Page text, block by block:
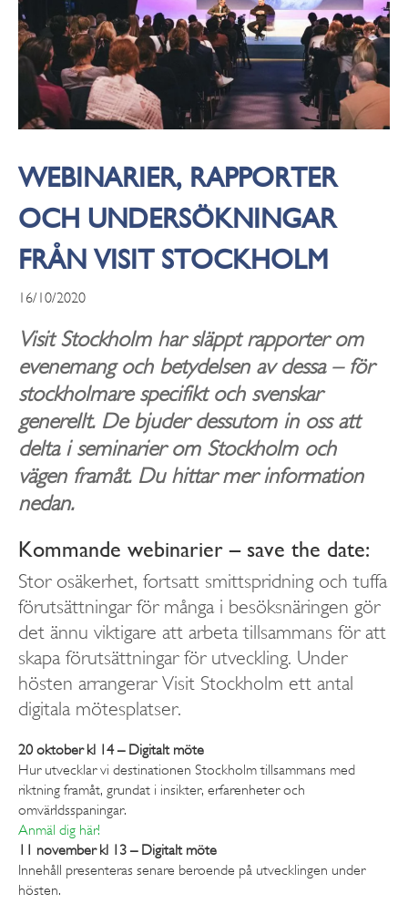
WEBINARIER, RAPPORTER
OCH UNDERSÖKNINGAR
FRÅN VISIT STOCKHOLM
16/10/2020
Visit Stockholm har släppt rapporter om
evenemang och betydelsen av dessa – för
stockholmare specifikt och svenskar
generellt. De bjuder dessutom in oss att
delta i seminarier om Stockholm och
vägen framåt. Du hittar mer information
nedan.
Kommande webinarier – save the date:
Stor osäkerhet, fortsatt smittspridning och tuffa
förutsättningar för många i besöksnäringen gör
det ännu viktigare att arbeta tillsammans för att
skapa förutsättningar för utveckling. Under
hösten arrangerar Visit Stockholm ett antal
digitala mötesplatser.
20 oktober kl 14 – Digitalt möte
Hur utvecklar vi destinationen Stockholm tillsammans med
riktning framåt, grundat i insikter, erfarenheter och
omvärldsspaningar.
Anmäl dig här!
11 november kl 13 – Digitalt möte
Innehåll presenteras senare beroende på utvecklingen under
hösten.